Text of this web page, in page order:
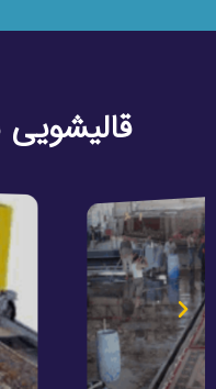
قالیشویی